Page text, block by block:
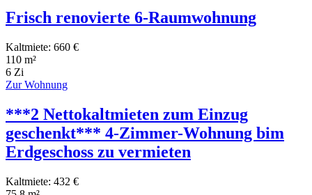
Frisch renovierte 6-Raumwohnung
Kaltmiete: 660 €
110 m²
6 Zi
Zur Wohnung
***2 Nettokaltmieten zum Einzug
geschenkt*** 4-Zimmer-Wohnung bim
Erdgeschoss zu vermieten
Kaltmiete: 432 €